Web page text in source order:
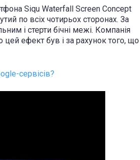
Siqu Waterfall Screen Concept
по всіх чотирьох сторонах. За
і стерти бічні межі. Компанія
ефект був і за рахунок того, що
сервісів?